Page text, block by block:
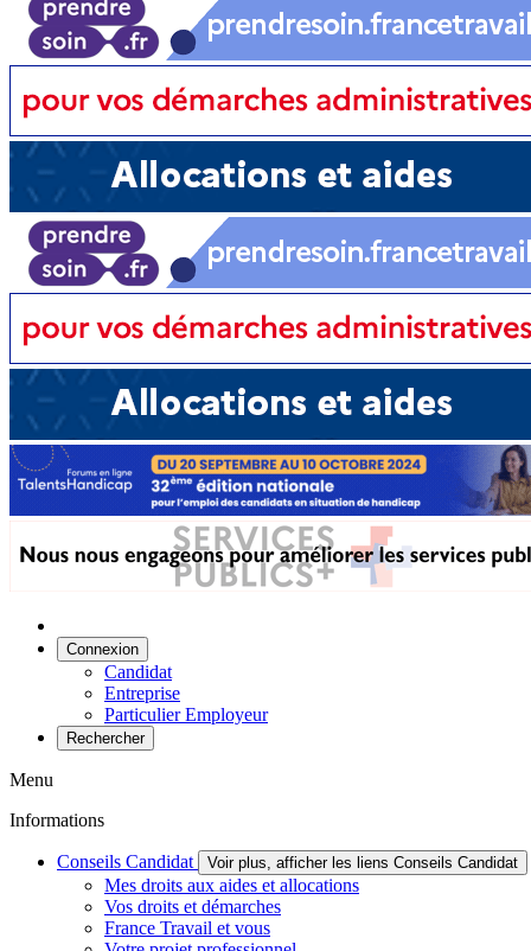
Connexion
Candidat
Entreprise
Particulier Employeur
Rechercher
Menu
Informations
Conseils Candidat Voir plus, afficher les liens Conseils Candidat
Mes droits aux aides et allocations
Vos droits et démarches
France Travail et vous